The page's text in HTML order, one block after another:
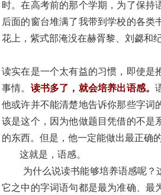
时。在高考前的那个学期，为了保持
后面的窗台堆满了我带到学校的各
花上，紫式部淹没在赫胥黎、刘勰和纪
读实在是一个太有益的习惯，即使是
事情。 读书多了，就会培养出语感。
他或许并不能清楚地告诉你那些字词
该是这个，因为他做题目凭借的不是
的东西。但是，他一定能做出最正确的
这就是，语感。
为什么说读书能够培养语感呢？这
它之中的字词语句都是最为准确、最